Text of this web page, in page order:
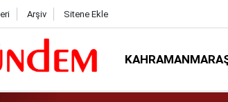
Arşiv Sitene Ekle